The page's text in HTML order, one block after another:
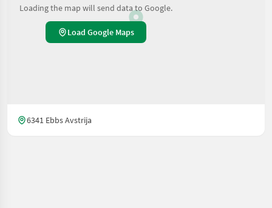
Loading the map will send data to Google.
Load Google Maps
6341 Ebbs Avstrija